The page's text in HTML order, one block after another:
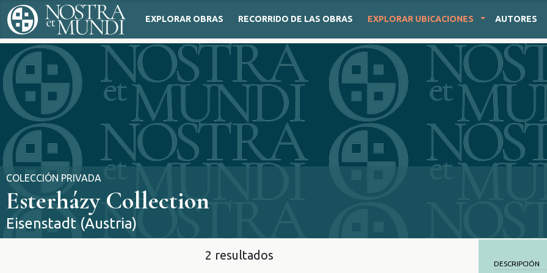
EXPLORAR OBRAS RECORRIDO DE LAS OBRAS EXPLORAR UBICACIONES AUTORES
COLECCIÓN PRIVADA
Esterházy Collection
Eisenstadt (Austria)
DESCRIPCIÓN
2 resultados